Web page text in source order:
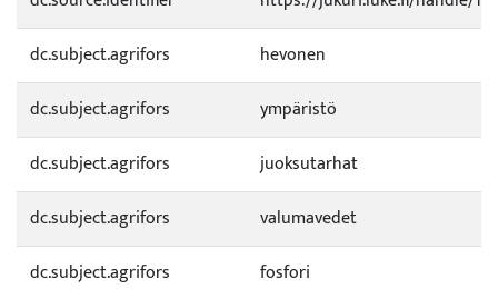
dc.subject.agrifors
hevonen
dc.subject.agrifors
ympäristö
dc.subject.agrifors
juoksutarhat
dc.subject.agrifors
valumavedet
dc.subject.agrifors
fosfori